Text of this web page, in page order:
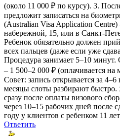
(около 11 000 ₽ по курсу). 3.
предложит записаться на
(Australian Visa Application
набережной, 15, или в Санкт-
Ребенок обязательно должен
всех пальцев (даже если уже
Процедура занимает 5–10 минут.
– 1 500–2 000 ₽ (оплачивается
Совет: запись открывается за
месяцы слоты разбирают
сразу после оплаты визового
через 10–15 рабочих дней
году у клиентов с ребенком 11
Ответить